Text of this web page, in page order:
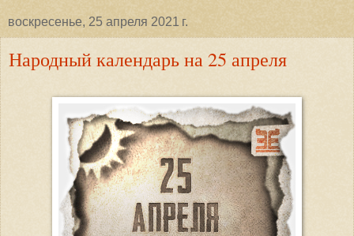
воскресенье, 25 апреля 2021 г.
Народный календарь на 25 апреля